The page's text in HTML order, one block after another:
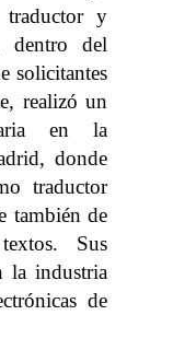
y
dentro del
solicitantes
realizó un
en la
donde
traductor
también de
Sus
la industria
de